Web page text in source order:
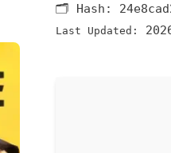
🗂 Hash:
Last Updated: